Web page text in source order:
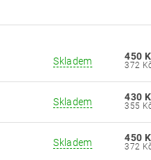
Skladem 450
Skladem 430
Skladem 450